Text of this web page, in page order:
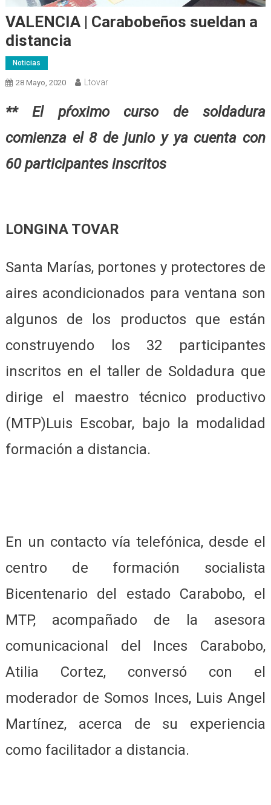
VALENCIA | Carabobeños sueldan a
distancia
Noticias
28 Mayo, 2020 Ltovar
** El pŕoximo curso de soldadura
comienza el 8 de junio y ya cuenta con
60 participantes inscritos
LONGINA TOVAR
Santa Marías, portones y protectores de
aires acondicionados para ventana son
algunos de los productos que están
construyendo los 32 participantes
inscritos en el taller de Soldadura que
dirige el maestro técnico productivo
(MTP)Luis Escobar, bajo la modalidad
formación a distancia.
En un contacto vía telefónica, desde el
centro de formación socialista
Bicentenario del estado Carabobo, el
MTP, acompañado de la asesora
comunicacional del Inces Carabobo,
Atilia Cortez, conversó con el
moderador de Somos Inces, Luis Angel
Martínez, acerca de su experiencia
como facilitador a distancia.